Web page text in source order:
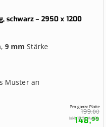
schwarz – 2950 x 1200
9 mm Stärke
Muster an
199,00
Pro ganze Platte
148,99
Inkl. 19 % MwSt.